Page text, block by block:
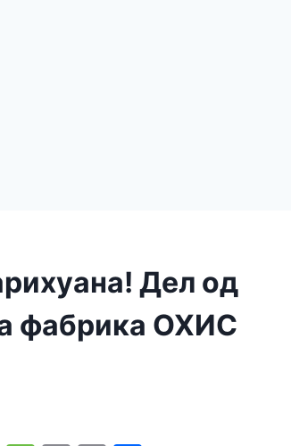
Дел од
фабрика ОХИС